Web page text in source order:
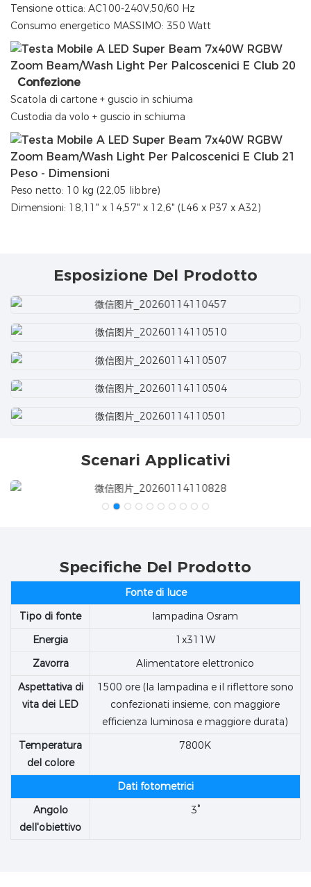
Tensione ottica: AC100-240V,50/60 Hz
Consumo energetico MASSIMO: 350 Watt
Confezione
Scatola di cartone + guscio in schiuma
Custodia da volo + guscio in schiuma
Peso - Dimensioni
Peso netto: 10 kg (22,05 libbre)
Dimensioni: 18,11" x 14,57" x 12,6" (L46 x P37 x A32)
Esposizione Del Prodotto
Scenari Applicativi
Specifiche Del Prodotto
Fonte di luce
Tipo di fonte
lampadina Osram
Energia
1x311W
Zavorra
Alimentatore elettronico
Aspettativa di
vita dei LED
1500 ore (la lampadina e il riflettore sono
confezionati insieme, con maggiore
efficienza luminosa e maggiore durata)
Temperatura
del colore
7800K
Dati fotometrici
Angolo
dell'obiettivo
3°